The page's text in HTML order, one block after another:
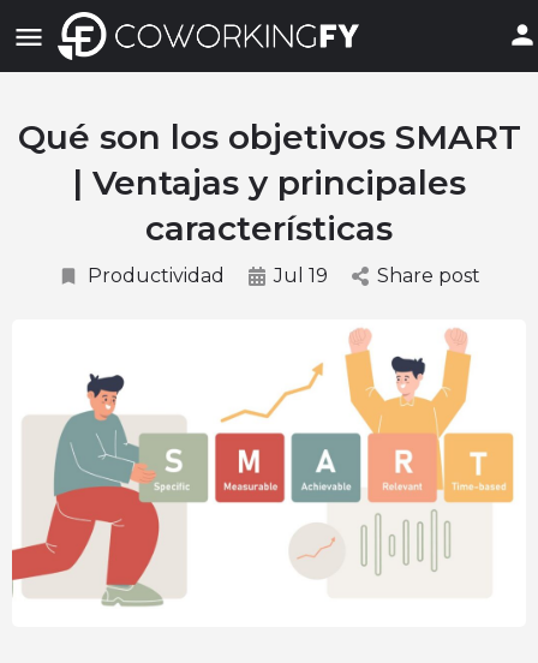
Qué son los objetivos SMART
| Ventajas y principales
características
Productividad Jul 19 Share post